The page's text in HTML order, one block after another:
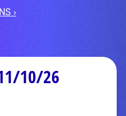
›
10/26